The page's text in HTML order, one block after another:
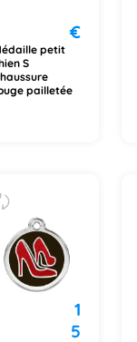
€
petit
S
pailletée
1
5